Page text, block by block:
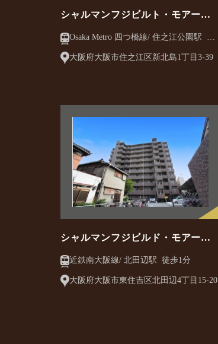
シャルマンフジビルト・モアー住
ジ
Osaka Metro 四つ橋線/ 住之江公園駅 徒
大阪府大阪市住之江区新北島1丁目3-39
シャルマンフジビルド・モアー北
近鉄南大阪線/ 北田辺駅 徒歩1分
大阪府大阪市東住吉区北田辺4丁目15-20